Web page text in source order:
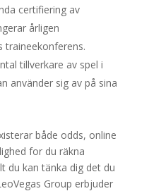
certifiering av
årligen
traineekonferens.
tillverkare av spel i
använder sig av på sina
både odds, online
for du räkna
du kan tänka dig det du
Group erbjuder